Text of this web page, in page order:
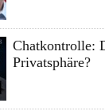
Chatkontrolle:
Privatsphäre?